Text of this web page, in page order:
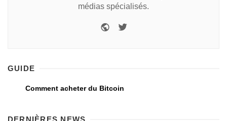
médias spécialisés.
GUIDE
Comment acheter du Bitcoin
DERNIÈRES NEWS